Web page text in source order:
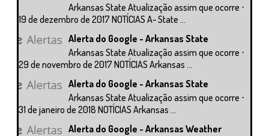
Arkansas State Atualização assim que ocorre ⋅
19 de dezembro de 2017 NOTÍCIAS A- State ...
Alerta do Google - Arkansas State
Arkansas State Atualização assim que ocorre ⋅
29 de novembro de 2017 NOTÍCIAS Arkansas ...
Alerta do Google - Arkansas State
Arkansas State Atualização assim que ocorre ⋅
31 de janeiro de 2018 NOTÍCIAS Arkansas ...
Alerta do Google - Arkansas Weather